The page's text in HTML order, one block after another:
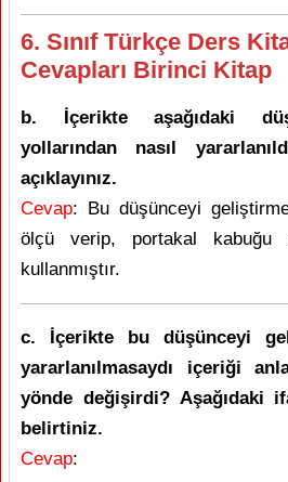
6. Sınıf Türkçe Ders
Cevapları Birinci Kitap
b. İçerikte aşağıdaki
yollarından nasıl
açıklayınız.
Cevap: Bu düşünceyi
ölçü verip, portakal kabuğu
kullanmıştır.
c. İçerikte bu düşünceyi
yararlanılmasaydı içeriği
yönde değişirdi? Aşağıdaki
belirtiniz.
Cevap: